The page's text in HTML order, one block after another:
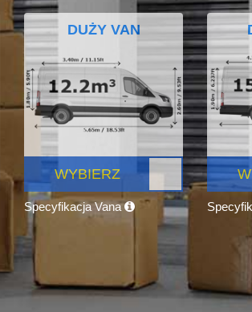
DUŻY VAN
WYBIERZ
Specyfikacja Vana